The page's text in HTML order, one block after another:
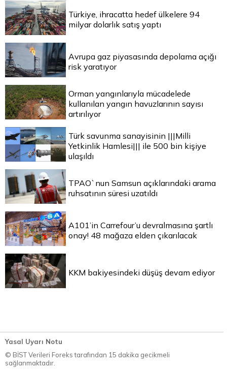
Türkiye, ihracatta hedef ülkelere 94
milyar dolarlık satış yaptı
Avrupa gaz piyasasında depolama açığı
risk yaratıyor
Orman yangınlarıyla mücadelede
kullanılan yangın havuzlarının sayısı
artırılıyor
Türk savunma sanayisinin |||Milli
Yetkinlik Hamlesi||| ile 500 bin kişiye
ulaşıldı
TPAO`nun Samsun açıklarındaki arama
ruhsatının süresi uzatıldı
A101’in Carrefour’u devralmasına şartlı
onay! 48 mağaza elden çıkarılacak
KKM bakiyesindeki düşüş devam ediyor
Yasal Uyarı Notu
© BİST Verileri Foreks tarafından 15 dakika gecikmeli
sağlanmaktadır.